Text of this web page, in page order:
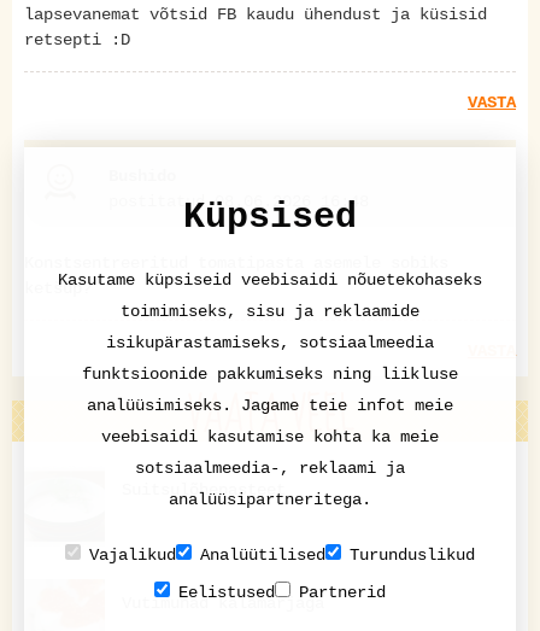
lapsevanemat võtsid FB kaudu ühendust ja küsisid
retsepti :D
VASTA
postitatud 08.06.2026 16:48
ketšup?
VAATA VEEL
Suitsulõhepasteet
Vutimunad kalamarjaga
Küpsised
Kasutame küpsiseid veebisaidi nõuetekohaseks
toimimiseks, sisu ja reklaamide
isikupärastamiseks, sotsiaalmeedia
funktsioonide pakkumiseks ning liikluse
analüüsimiseks. Jagame teie infot meie
veebisaidi kasutamise kohta ka meie
sotsiaalmeedia-, reklaami ja
analüüsipartneritega.
Vajalikud Analüütilised
Turunduslikud
Eelistused
Partnerid